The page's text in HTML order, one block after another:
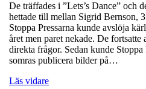
De träffades i ”Lets’s Dance” och
hettade till mellan Sigrid Bernson,
Stoppa Pressarna kunde avslöja
året men paret nekade. De fortsatte
direkta frågor. Sedan kunde Stoppa
somras publicera bilder på…
Läs vidare